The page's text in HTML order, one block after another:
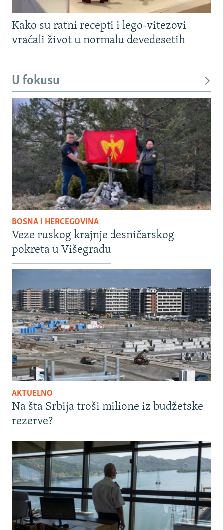
Kako su ratni recepti i lego-vitezovi
vraćali život u normalu devedesetih
U fokusu
BOSNA I HERCEGOVINA
Veze ruskog krajnje desničarskog
pokreta u Višegradu
AKTUELNO
Na šta Srbija troši milione iz budžetske
rezerve?